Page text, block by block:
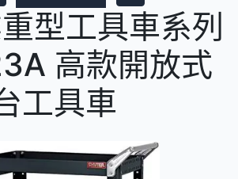
型工具車系列
高款開放式
工具車